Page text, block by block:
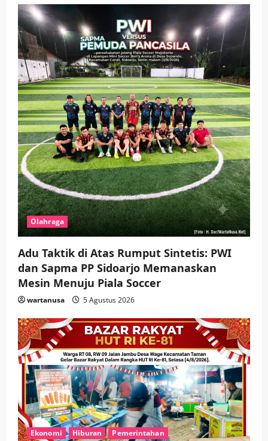
3
wartanusa
4
Keagamaan Pemerintahan
Pemkab Sidoarjo & Muhammadiyah
Sinergi Permudah Perizinan, Wakaf,
hingga Hibah
wartanusa 4 Agustus 2026
5
Keagamaan Pemerintahan
Hadir di Pengajian Qurrota A’yun,
Wabup Sidoarjo Minta Doa Jamaah
Agar Tetap Amanah Memimpin
wartanusa 4 Agustus 2026
Olahraga
Adu Taktik di Atas Rumput Sintetis: PWI
dan Sapma PP Sidoarjo Memanaskan
Mesin Menuju Piala Soccer
wartanusa 5 Agustus 2026
Ekonomi Hiburan Pemerintahan